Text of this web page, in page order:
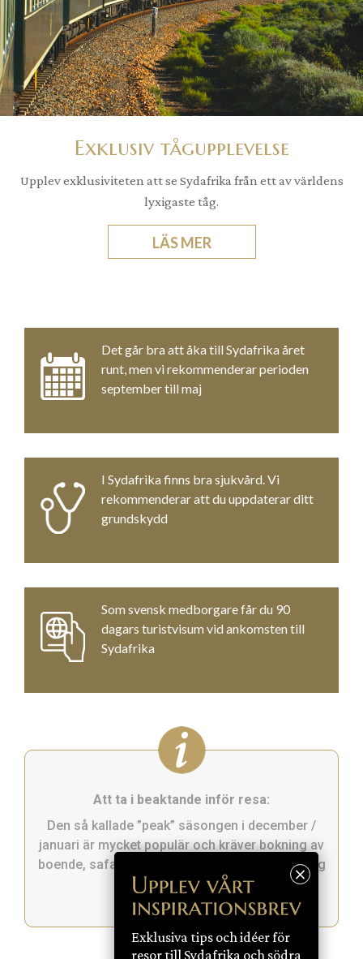
Exklusiv tågupplevelse
Upplev exklusiviteten att se Sydafrika från ett av världens
lyxigaste tåg.
LÄS MER
Det går bra att åka till Sydafrika året
runt, men vi rekommenderar perioden
september till maj
I Sydafrika finns bra sjukvård. Vi
rekommenderar att du uppdaterar ditt
grundskydd
Som svensk medborgare får du 90
dagars turistvisum vid ankomsten till
Sydafrika
Att ta i beaktande inför resa:
Den så kallade ”peak” säsongen i december /
januari är mycket populär och kräver bokning av
boende, safari, aktiviteter och restauranger lång
tid i förväg.
Exklusiva tips och idéer för
resor till Sydafrika och södra